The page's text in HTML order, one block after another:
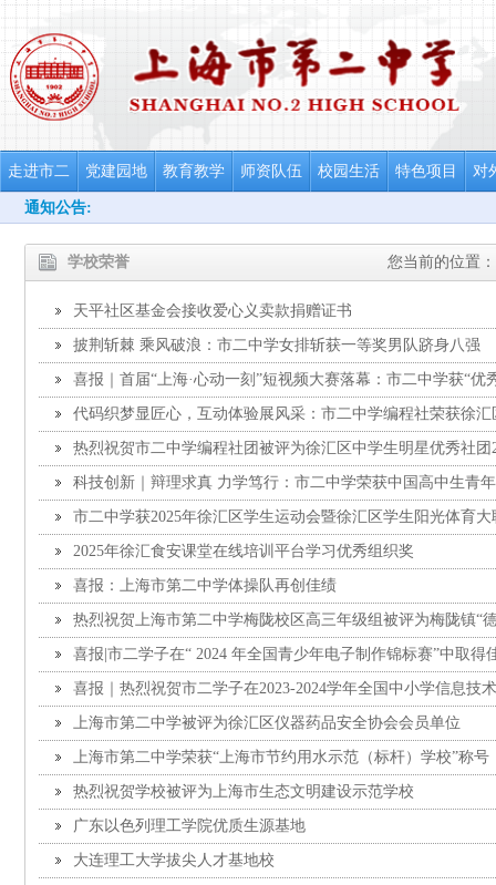
走进市二 党建园地 教育教学 师资队伍 校园生活 特色项目 对
通知公告:
您当前的位置：
学校荣誉
天平社区基金会接收爱心义卖款捐赠证书
披荆斩棘 乘风破浪：市二中学女排斩获一等奖男队跻身八强
喜报｜首届“上海·心动一刻”短视频大赛落幕：市二中学获“优
获“最浓腔调奖”
代码织梦显匠心，互动体验展风采：市二中学编程社荣获徐
团称号热烈祝贺市二中学编程社团被评为徐汇区中学生明星优秀社团
科技创新｜辩理求真 力学笃行：市二中学荣获中国高中生青
（CYPT2026）三等奖
市二中学获2025年徐汇区学生运动会暨徐汇区学生阳光体育大
2025年徐汇食安课堂在线培训平台学习优秀组织奖
喜报：上海市第二中学体操队再创佳绩
热烈祝贺上海市第二中学梅陇校区高三年级组被评为梅陇镇“
喜报|市二学子在“ 2024 年全国青少年电子制作锦标赛”中取得
喜报｜热烈祝贺市二学子在2023-2024学年全国中小学信息技
（NOC）全国决赛中荣获佳绩
上海市第二中学被评为徐汇区仪器药品安全协会会员单位
上海市第二中学荣获“上海市节约用水示范（标杆）学校”称号
热烈祝贺学校被评为上海市生态文明建设示范学校
广东以色列理工学院优质生源基地
大连理工大学拔尖人才基地校